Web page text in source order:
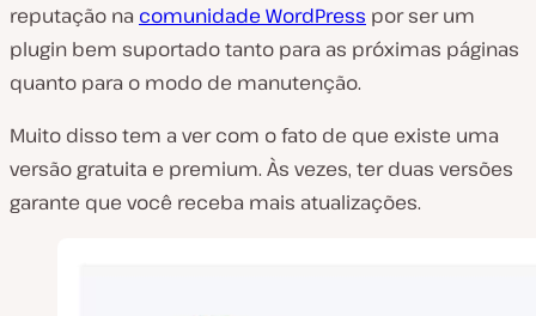
reputação na comunidade WordPress por ser um
plugin bem suportado tanto para as próximas páginas
quanto para o modo de manutenção.
Muito disso tem a ver com o fato de que existe uma
versão gratuita e premium. Às vezes, ter duas versões
garante que você receba mais atualizações.